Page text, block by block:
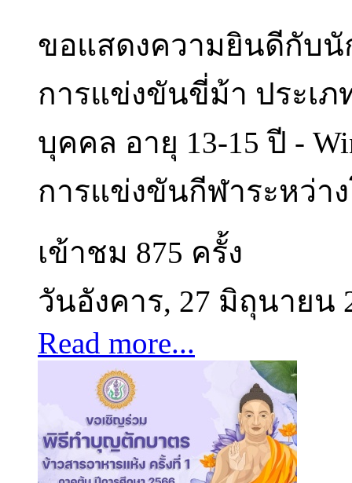
ขอแสดงความยินดีกับนั
การแข่งขันขี่ม้า ประเภ
บุคคล อายุ 13-15 ปี -
การแข่งขันกีฬาระหว่าง
เข้าชม 875 ครั้ง
วันอังคาร, 27 มิถุนายน
Read more...